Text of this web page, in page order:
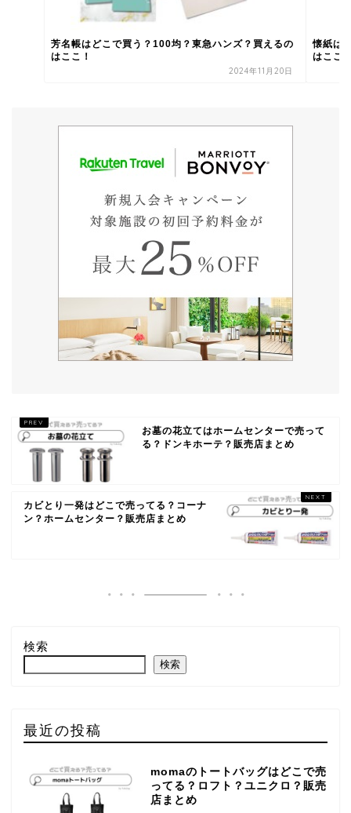
芳名帳はどこで買う？100均？東急ハンズ？買えるの
はここ！
2024年11月20日
懐紙は
はここ
お墓の花立てはホームセンターで売って
る？ドンキホーテ？販売店まとめ
カビとり一発はどこで売ってる？コーナ
ン？ホームセンター？販売店まとめ
検索
検索
最近の投稿
momaのトートバッグはどこで売
ってる？ロフト？ユニクロ？販売
店まとめ